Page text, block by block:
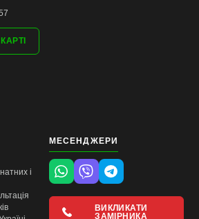
і
МЕСЕНДЖЕРИ
ВИКЛИКАТИ
ЗАМІРНИКА